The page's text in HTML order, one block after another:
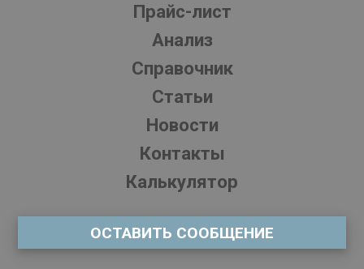
Прайс-лист
Анализ
Справочник
Статьи
Новости
Контакты
Калькулятор
ОСТАВИТЬ СООБЩЕНИЕ